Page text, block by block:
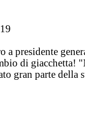
a presidente
di giacchetta!
gran parte della